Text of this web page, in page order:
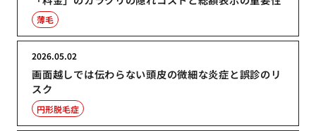
薄毛
画面越しでは伝わらない頭皮の微細な炎症と誤診のリ
スク
2026.05.02
円形脱毛症